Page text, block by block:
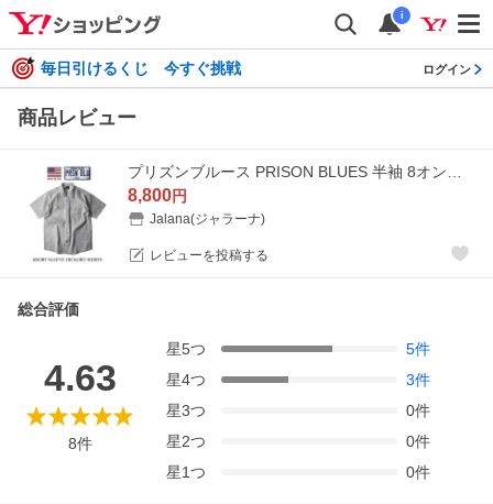
i
毎日引けるくじ 今すぐ挑戦 ログイン
商品レビュー
8,800円
Jalana(ジャラーナ)
レビューを投稿する
総合評価
4.63
8件
星5つ 5件
星4つ 3件
星3つ 0件
星2つ 0件
星1つ 0件